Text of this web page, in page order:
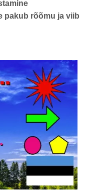
pakub rõõmu ja viib